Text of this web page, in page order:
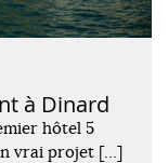
à Dinard
hôtel 5
vrai projet […]